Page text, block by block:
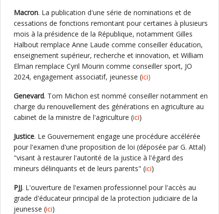
Macron. La publication d'une série de nominations et de
cessations de fonctions remontant pour certaines à plusieurs
mois à la présidence de la République, notamment Gilles
Halbout remplace Anne Laude comme conseiller éducation,
enseignement supérieur, recherche et innovation, et William
Elman remplace Cyril Mourin comme conseiller sport, JO
2024, engagement associatif, jeunesse (ici)
Genevard. Tom Michon est nommé conseiller notamment en
charge du renouvellement des générations en agriculture au
cabinet de la ministre de l'agriculture (ici)
Justice. Le Gouvernement engage une procédure accélérée
pour l'examen d'une proposition de loi (déposée par G. Attal)
"visant à restaurer l'autorité de la justice à l'égard des
mineurs délinquants et de leurs parents" (ici)
PJJ. L'ouverture de l'examen professionnel pour l'accès au
grade d'éducateur principal de la protection judiciaire de la
jeunesse (ici)